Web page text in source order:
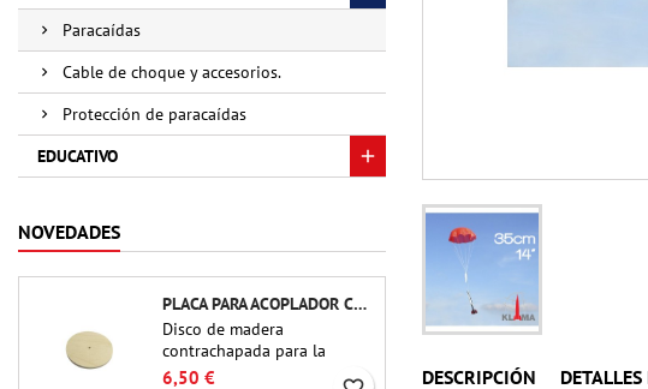
Paracaídas
Cable de choque y accesorios.
Protección de paracaídas
EDUCATIVO
NOVEDADES
PLACA PARA ACOPLADOR CBP-3.0 - PUBLIC MISSILES LTD.
Disco de madera
contrachapada para la
fabricación de un mamparo
6,50 € DESCRIPCIÓN DETALLES